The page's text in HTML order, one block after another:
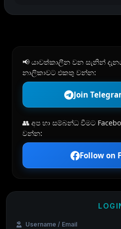
📢 යාවත්කාලීන වන සැනින්
නාලිකාවට එකතු වන්න:
Join
👥 අප හා සම්බන්ධ වීමට
වන්න:
Follow on
Username / Email